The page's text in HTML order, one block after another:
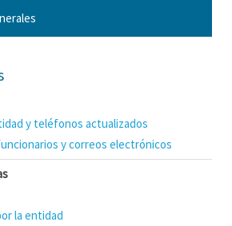
y teléfonos actualizados
y correos electrónicos
la entidad